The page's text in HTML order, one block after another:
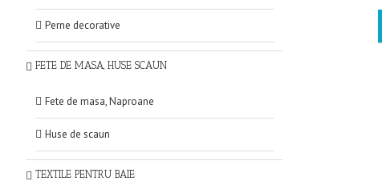
Perne decorative
FETE DE MASA, HUSE SCAUN
Fete de masa, Naproane
Huse de scaun
TEXTILE PENTRU BAIE